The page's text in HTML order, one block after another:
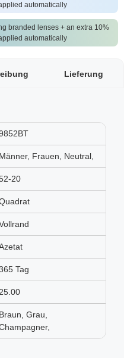
automatically
branded lenses + an extra 10%
automatically
Lieferung
Männer, Frauen, Neutral,
20
Tag
25.00
Braun, Grau,